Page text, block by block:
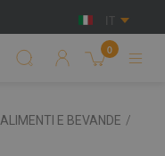
0
ALIMENTI E BEVANDE /